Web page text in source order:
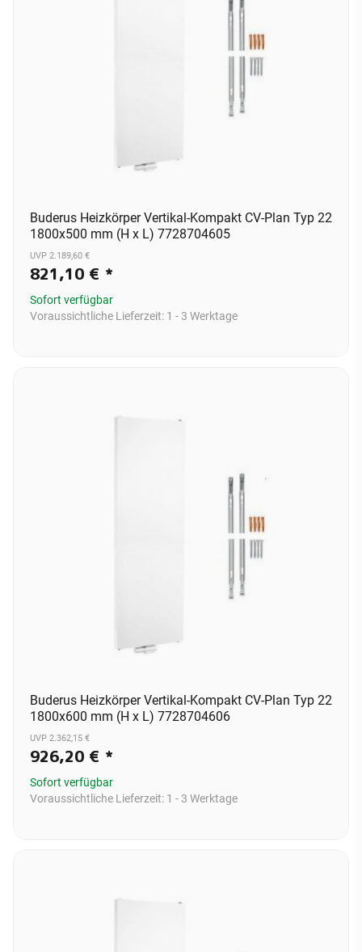
Buderus Heizkörper Vertikal-Kompakt CV-Plan Typ 22
1800x500 mm (H x L) 7728704605
UVP 2.189,60 €
821,10 € *
Sofort verfügbar
Voraussichtliche Lieferzeit: 1 - 3 Werktage
Buderus Heizkörper Vertikal-Kompakt CV-Plan Typ 22
1800x600 mm (H x L) 7728704606
UVP 2.362,15 €
926,20 € *
Sofort verfügbar
Voraussichtliche Lieferzeit: 1 - 3 Werktage